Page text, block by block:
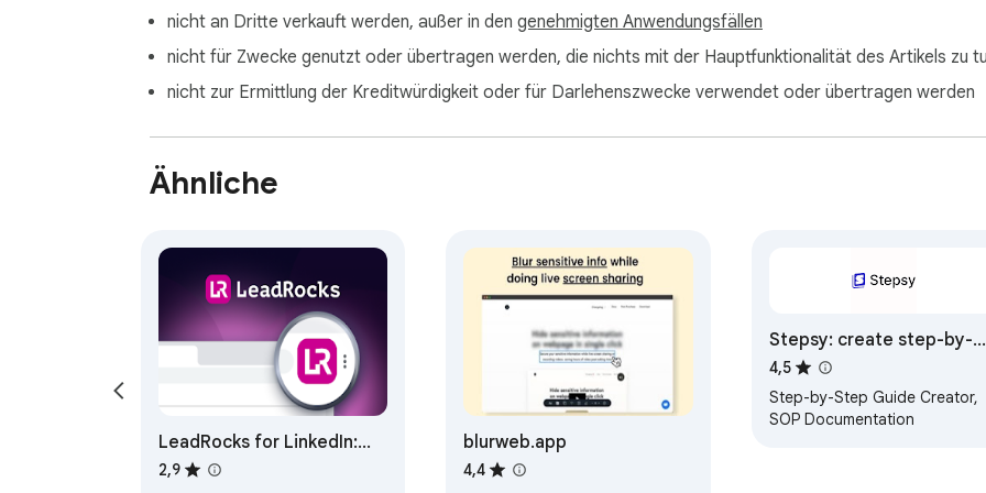
nicht an Dritte verkauft werden, außer in den genehmigten Anwendungsfällen
nicht für Zwecke genutzt oder übertragen werden, die nichts mit der Hauptfunktionalität des Artikels zu
nicht zur Ermittlung der Kreditwürdigkeit oder für Darlehenszwecke verwendet oder übertragen werden
Ähnliche
LeadRocks for LinkedIn:
Profiles Scanner
2,9
blurweb.app
4,4
Stepsy: create step-by-
step guide with
screenshots
4,5
Step-by-Step Guide Creator,
SOP Documentation